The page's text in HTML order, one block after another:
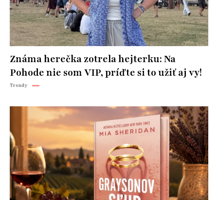
Známa herečka zotrela hejterku: Na
Pohode nie som VIP, príďte si to užiť aj vy!
Trendy